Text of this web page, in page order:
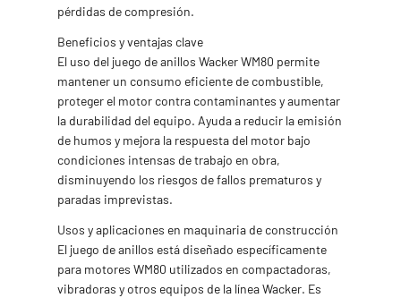
pérdidas de compresión.
Beneficios y ventajas clave
El uso del juego de anillos Wacker WM80 permite
mantener un consumo eficiente de combustible,
proteger el motor contra contaminantes y aumentar
la durabilidad del equipo. Ayuda a reducir la emisión
de humos y mejora la respuesta del motor bajo
condiciones intensas de trabajo en obra,
disminuyendo los riesgos de fallos prematuros y
paradas imprevistas.
Usos y aplicaciones en maquinaria de construcción
El juego de anillos está diseñado específicamente
para motores WM80 utilizados en compactadoras,
vibradoras y otros equipos de la línea Wacker. Es